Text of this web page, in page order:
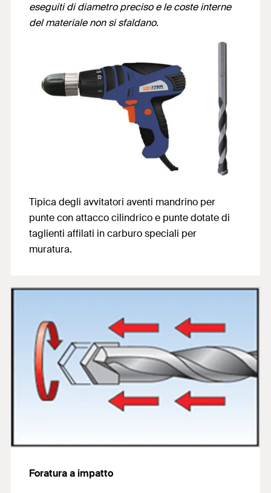
eseguiti di diametro preciso e le coste interne
del materiale non si sfaldano.
Tipica degli avvitatori aventi mandrino per
punte con attacco cilindrico e punte dotate di
taglienti affilati in carburo speciali per
muratura.
Foratura a impatto